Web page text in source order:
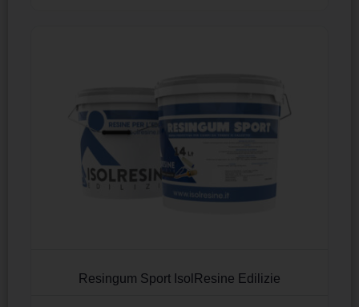
Resingum Sport IsolResine Edilizie